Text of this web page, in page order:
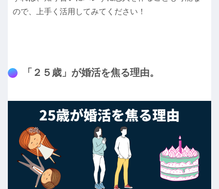
ので、上手く活用してみてください！
「２５歳」が婚活を焦る理由。